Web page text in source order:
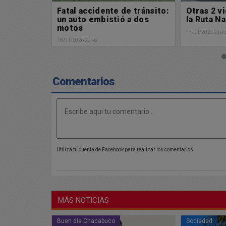
Otras 2 vidas que se cobró
la Ruta Nacional 7
17/01/2026 21:06
Un
Comentarios
Utiliza tu cuenta de Facebook para realizar los comentarios
MÁS NOTICIAS
Sociedad Sociedad